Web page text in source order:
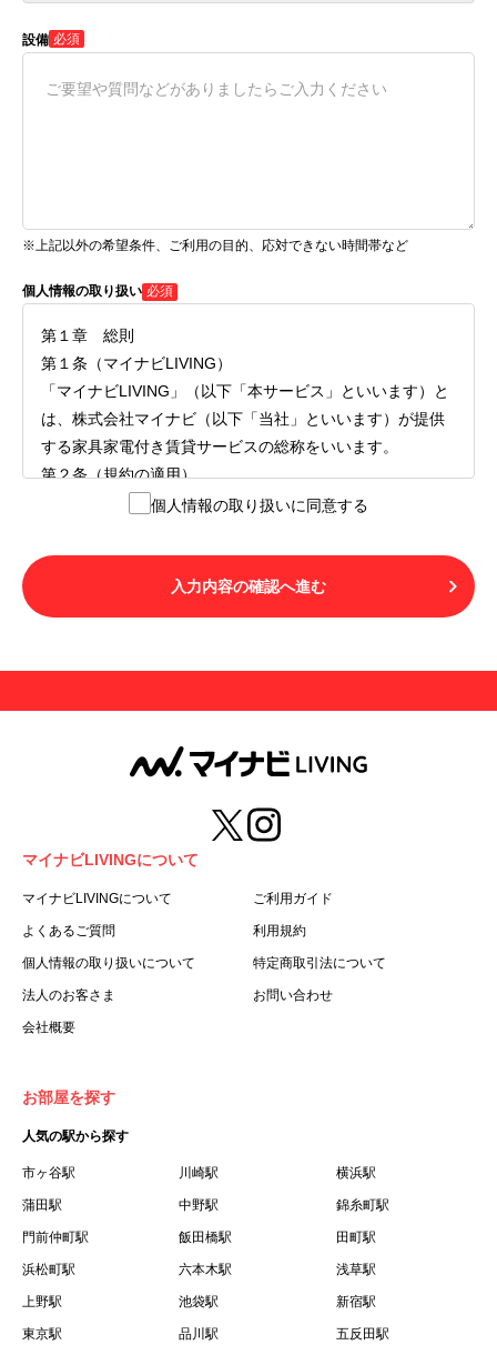
設備 必須
※上記以外の希望条件、ご利用の目的、応対できない時間帯など
個人情報の取り扱い 必須
第１章 総則
第１条（マイナビLIVING）
「マイナビLIVING」（以下「本サービス」といいます）と
は、株式会社マイナビ（以下「当社」といいます）が提供
する家具家電付き賃貸サービスの総称をいいます。
第２条（規約の適用）
１.本サービスを利用する者（以下「利用者」といいます）
LIVINGご契約にあたり取得する個人情報の取り扱いについ
て」の内容をすべて承諾したものとみなされます。不承諾
の意思表示は、本サービスを利用しないことをもってのみ
用することはできません。
第３条（用語の定義）
１.「本サ―ビス」とは、第１章第１条で規定する当社が運
営するマイナビLIVINGを意味します。
２.「利用者」とは、第１章第２条に規定する本サービスを
利用する個人を意味します。
３.「本サイト」とは、当社が運営する本サービスに関する
ます。
５.「会員」とは、第２章第１条に基づき会員登録が完了し
た個人を意味します。
録した情報、本サービス利用中に当社が登録を求めた情報
った場合の当該情報を意味します。
７.「本会員制度」とは、会員による本サービスの利用の促
進を目的とした会員制度を意味します。
借契約書およびオプション注文書を意味します。
９.「契約期間開始日」とは、定期建物賃貸借契約（以下
「賃貸借契約」と言います）の開始日のことで、利用者の
個人情報の取り扱いに同意する
入力内容の確認へ進む
マイナビLIVINGについて
マイナビLIVINGについて ご利用ガイド
よくあるご質問 利用規約
個人情報の取り扱いについて 特定商取引法について
法人のお客さま お問い合わせ
会社概要
お部屋を探す
人気の駅から探す
市ヶ谷駅 川崎駅 横浜駅
蒲田駅 中野駅 錦糸町駅
門前仲町駅 飯田橋駅 田町駅
浜松町駅 六本木駅 浅草駅
上野駅 池袋駅 新宿駅
東京駅 品川駅 五反田駅